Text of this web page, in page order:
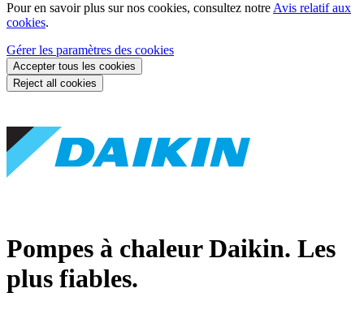
Pour en savoir plus sur nos cookies, consultez notre Avis relatif aux
cookies.
Gérer les paramètres des cookies
Accepter tous les cookies
Reject all cookies
Pompes à chaleur Daikin. Les
plus fiables.